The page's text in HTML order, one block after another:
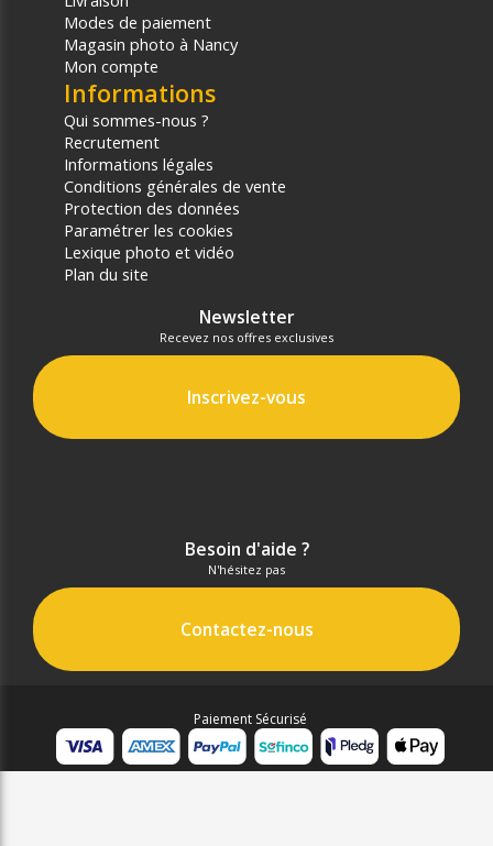
Modes de paiement
Magasin photo à Nancy
Mon compte
Informations
Qui sommes-nous ?
Recrutement
Informations légales
Conditions générales de vente
Protection des données
Paramétrer les cookies
Lexique photo et vidéo
Plan du site
Newsletter
Recevez nos offres exclusives
Inscrivez-vous
Besoin d'aide ?
N'hésitez pas
Contactez-nous
Paiement Sécurisé